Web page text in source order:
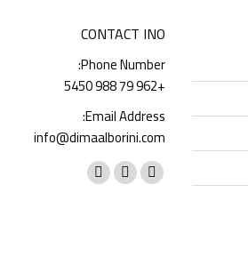
CONTACT INO
Phone Number:
+962 79 988 5450
Email Address:
info@dimaalborini.com
Find us on:
Facebook
Instagram
Whatsapp